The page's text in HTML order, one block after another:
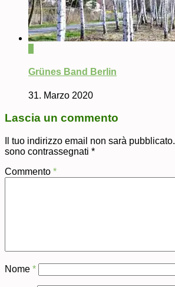
Grünes Band Berlin
31. Marzo 2020
Lascia un commento
Il tuo indirizzo email non sarà pubblicato.
sono contrassegnati *
Commento *
Nome *